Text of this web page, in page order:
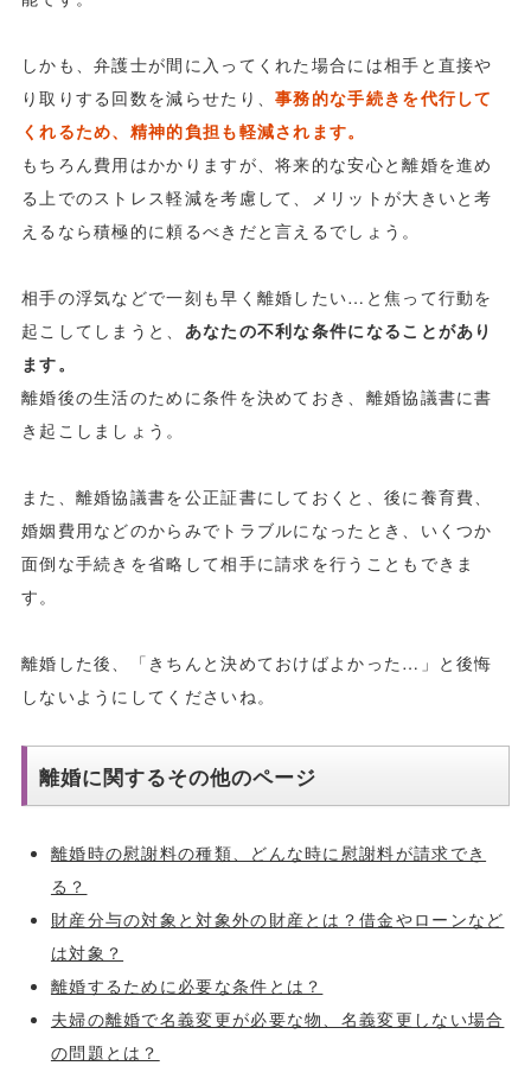
しかも、弁護士が間に入ってくれた場合には相手と直接や
り取りする回数を減らせたり、事務的な手続きを代行して
くれるため、精神的負担も軽減されます。
もちろん費用はかかりますが、将来的な安心と離婚を進め
る上でのストレス軽減を考慮して、メリットが大きいと考
えるなら積極的に頼るべきだと言えるでしょう。
相手の浮気などで一刻も早く離婚したい…と焦って行動を
起こしてしまうと、 あなたの不利な条件になることがあり
ます。
離婚後の生活のために条件を決めておき、離婚協議書に書
き起こしましょう。
また、離婚協議書を公正証書にしておくと、後に養育費、
婚姻費用などのからみでトラブルになったとき、いくつか
面倒な手続きを省略して相手に請求を行うこともできま
す。
離婚した後、「きちんと決めておけばよかった…」と後悔
しないようにしてくださいね。
離婚に関するその他のページ
離婚時の慰謝料の種類、どんな時に慰謝料が請求でき
る？
財産分与の対象と対象外の財産とは？借金やローンなど
は対象？
離婚するために必要な条件とは？
夫婦の離婚で名義変更が必要な物、名義変更しない場合
の問題とは？